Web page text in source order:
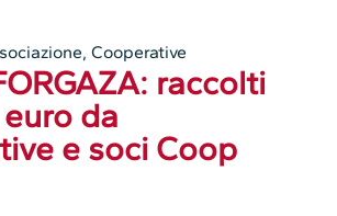
,Cooperative
raccolti
da
e soci Coop